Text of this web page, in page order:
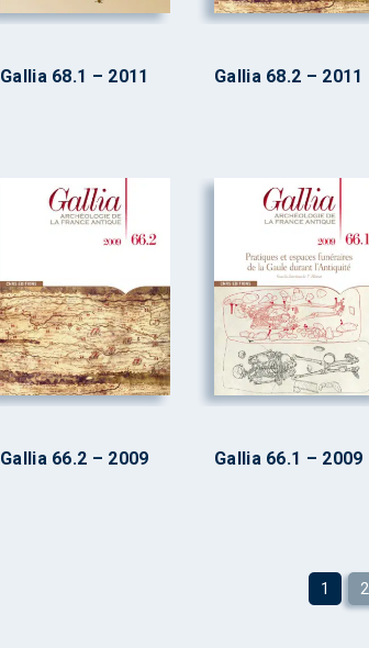
Gallia 68.1 – 2011 Gallia 68.2 – 2011
Gallia 66.2 – 2009 Gallia 66.1 – 2009
1 2